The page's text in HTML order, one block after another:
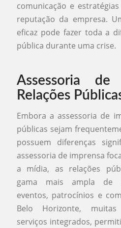
comunicação e
reputação da empresa.
eficaz pode fazer toda a
pública durante uma crise.
Assessoria
Relações
Embora a assessoria de
públicas sejam
possuem diferenças
assessoria de imprensa
a mídia, as relações
gama mais ampla de
eventos, patrocínios e
Belo Horizonte, muitas
serviços integrados,